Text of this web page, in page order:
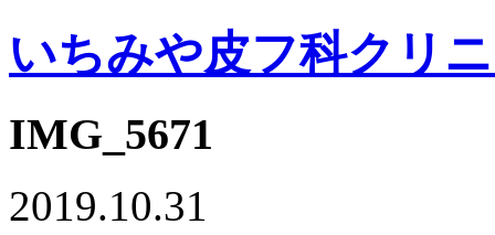
いちみや皮フ科クリ
IMG_5671
2019.10.31